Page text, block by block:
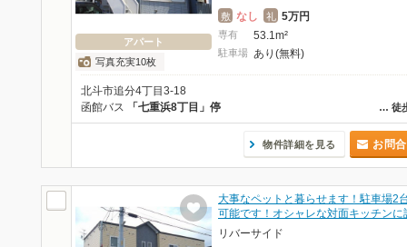
アパート
写真充実10枚
敷 なし 礼 5万円
専有 53.1m²
駐車場 あり(無料)
北斗市追分4丁目3-18
… 徒
函館バス 「七重浜8丁目」停
物件詳細を見る お問
大事なペットと暮らせます！駐車場2
可能です！オシャレな対面キッチン
リバーサイド